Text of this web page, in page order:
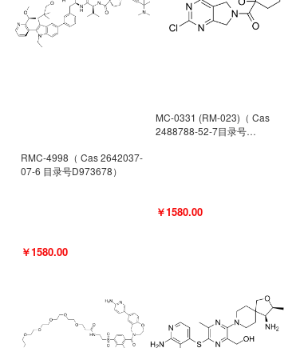
RMC-4998（ Cas 2642037-
07-6 目录号D973678）
￥1580.00
MC-0331 (RM-023)（ Cas
2488788-52-7目录号
￥1580.00